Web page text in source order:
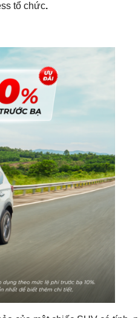
tổ chức.